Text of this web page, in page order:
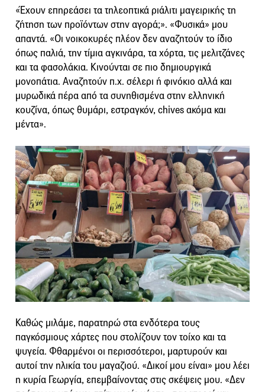
«Έχουν επηρεάσει τα τηλεοπτικά ριάλιτι μαγειρικής τη
ζήτηση των προϊόντων στην αγορά;». «Φυσικά» μου
απαντά. «Οι νοικοκυρές πλέον δεν αναζητούν το ίδιο
όπως παλιά, την τίμια αγκινάρα, τα χόρτα, τις μελιτζάνες
και τα φασολάκια. Κινούνται σε πιο δημιουργικά
μονοπάτια. Αναζητούν π.χ. σέλερι ή φινόκιο αλλά και
μυρωδικά πέρα από τα συνηθισμένα στην ελληνική
κουζίνα, όπως θυμάρι, εστραγκόν, chives ακόμα και
μέντα».
Καθώς μιλάμε, παρατηρώ στα ενδότερα τους
παγκόσμιους χάρτες που στολίζουν τον τοίχο και τα
ψυγεία. Φθαρμένοι οι περισσότεροι, μαρτυρούν και
αυτοί την ηλικία του μαγαζιού. «Δικοί μου είναι» μου λέει
η κυρία Γεωργία, επεμβαίνοντας στις σκέψεις μου. «Δεν